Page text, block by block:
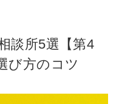
談所5選【第4
び方のコツ